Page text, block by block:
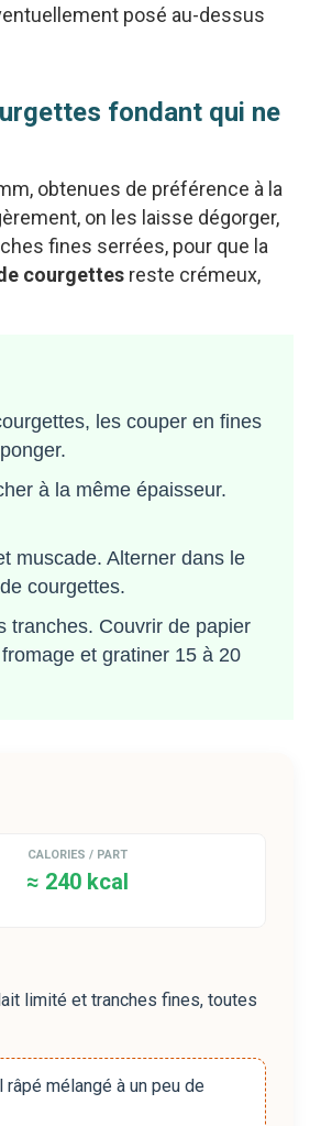
posé au-dessus
fondant qui ne
obtenues de préférence à la
on les laisse dégorger,
fines serrées, pour que la
courgettes reste crémeux,
les couper en fines
à la même épaisseur.
muscade. Alterner dans le
courgettes.
tranches. Couvrir de papier
et gratiner 15 à 20
CALORIES / PART
≈ 240 kcal
limité et tranches fines, toutes
mélangé à un peu de